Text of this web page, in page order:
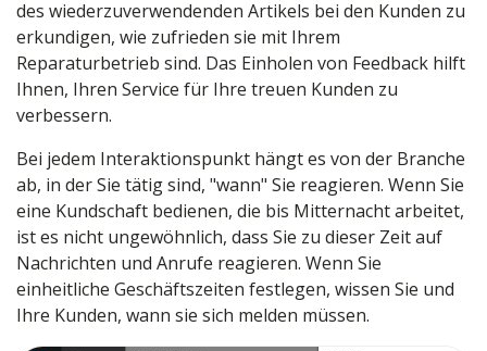
des wiederzuverwendenden Artikels bei den Kunden zu
erkundigen, wie zufrieden sie mit Ihrem
Reparaturbetrieb sind. Das Einholen von Feedback hilft
Ihnen, Ihren Service für Ihre treuen Kunden zu
verbessern.
Bei jedem Interaktionspunkt hängt es von der Branche
ab, in der Sie tätig sind, "wann" Sie reagieren. Wenn Sie
eine Kundschaft bedienen, die bis Mitternacht arbeitet,
ist es nicht ungewöhnlich, dass Sie zu dieser Zeit auf
Nachrichten und Anrufe reagieren. Wenn Sie
einheitliche Geschäftszeiten festlegen, wissen Sie und
Ihre Kunden, wann sie sich melden müssen.